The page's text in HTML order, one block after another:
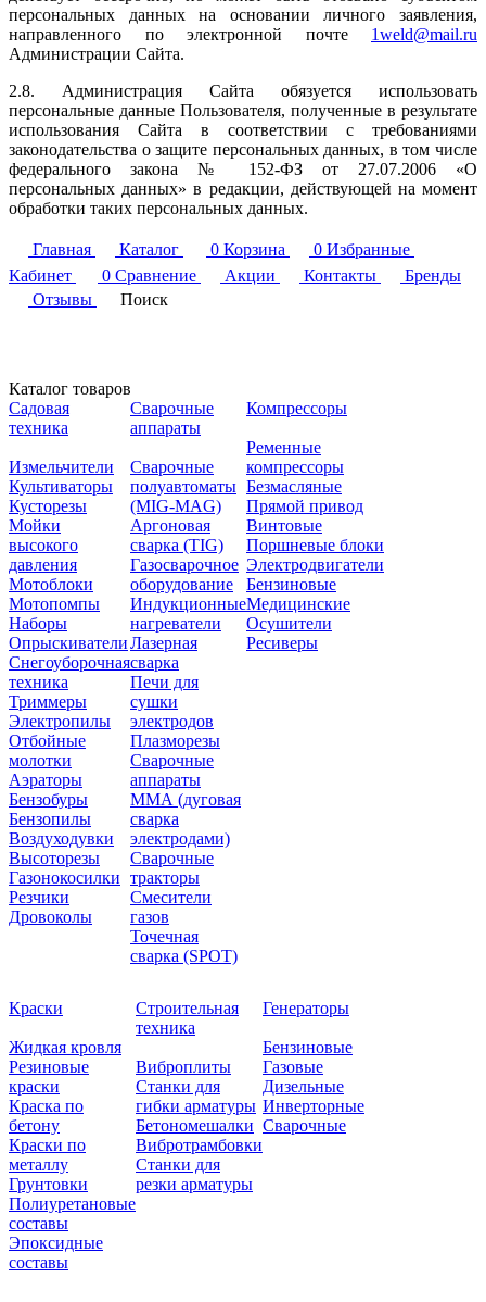
персональных данных на основании личного заявления,
направленного по электронной почте 1weld@mail.ru
Администрации Сайта.
2.8. Администрация Сайта обязуется использовать
персональные данные Пользователя, полученные в результате
использования Сайта в соответствии с требованиями
законодательства о защите персональных данных, в том числе
федерального закона № 152-ФЗ от 27.07.2006 «О
персональных данных» в редакции, действующей на момент
обработки таких персональных данных.
Главная Каталог 0 Корзина 0 Избранные
Кабинет
0 Сравнение Акции Контакты
Бренды
Отзывы
Поиск
Каталог товаров
Садовая
техника
Измельчители
Культиваторы
Кусторезы
Мойки
высокого
давления
Мотоблоки
Мотопомпы
Наборы
Опрыскиватели
Снегоуборочная
техника
Триммеры
Электропилы
Отбойные
молотки
Аэраторы
Бензобуры
Бензопилы
Воздуходувки
Высоторезы
Газонокосилки
Резчики
Дровоколы
Сварочные
аппараты
Сварочные
полуавтоматы
(MIG-MAG)
Аргоновая
сварка (TIG)
Газосварочное
оборудование
Индукционные
нагреватели
Лазерная
сварка
Печи для
сушки
электродов
Плазморезы
Сварочные
аппараты
ММА (дуговая
сварка
электродами)
Сварочные
тракторы
Смесители
газов
Точечная
сварка (SPOT)
Компрессоры
Ременные
компрессоры
Безмасляные
Прямой привод
Винтовые
Поршневые блоки
Электродвигатели
Бензиновые
Медицинские
Осушители
Ресиверы
Краски
Жидкая кровля
Резиновые
краски
Краска по
бетону
Краски по
металлу
Грунтовки
Полиуретановые
составы
Эпоксидные
составы
Строительная
техника
Виброплиты
Станки для
гибки арматуры
Бетономешалки
Вибротрамбовки
Станки для
резки арматуры
Генераторы
Бензиновые
Газовые
Дизельные
Инверторные
Сварочные